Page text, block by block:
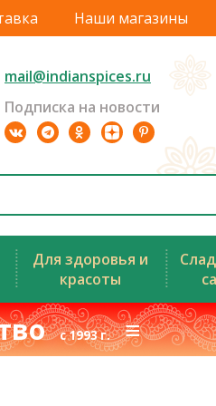
Наши магазины
mail@indianspices.ru
Подписка на новости
Для здоровья и
красоты
с 1993 г.≡